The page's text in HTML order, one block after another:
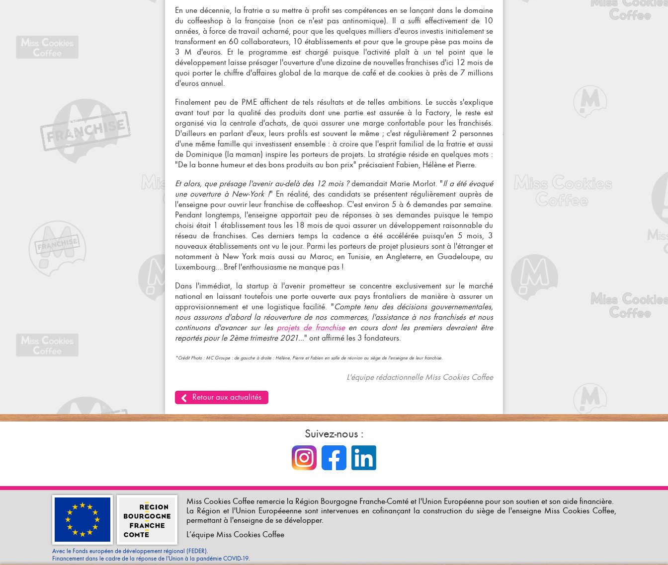
En une décennie, la fratrie a su mettre à profit ses compétences en se lançant dans le domaine
du coffeeshop à la française (non ce n'est pas antinomique). Il a suffi effectivement de 10
années, à force de travail acharné, pour que les quelques milliers d'euros investis initialement se
transforment en 60 collaborateurs, 10 établissements et pour que le groupe pèse pas moins de
3 M d'euros. Et le programme est chargé puisque l'activité plaît à un tel point que le
développement laisse présager l'ouverture d'une dizaine de nouvelles franchises d'ici 12 mois de
quoi porter le chiffre d'affaires global de la marque de café et de cookies à près de 7 millions
d'euros annuel.
Finalement peu de PME affichent de tels résultats et de telles ambitions. Le succès s'explique
avant tout par la qualité des produits dont une partie est assurée à la Factory, le reste est
organisé via la centrale d'achats, de quoi assurer une marge confortable pour les franchisés.
D'ailleurs en parlant d'eux, leurs profils est souvent le même ; c'est régulièrement 2 personnes
d'une même famille qui investissent ensemble : à croire que l'esprit familial de la fratrie et aussi
de Dominique (la maman) inspire les porteurs de projets. La stratégie réside en quelques mots :
"De la bonne humeur et des bons produits au bon prix" précisaient Fabien, Hélène et Pierre.
Et alors, que présage l'avenir au-delà des 12 mois ?demandait Marie Morlot. "Il a été évoqué
une ouverture à New-York !" En réalité, des candidats se présentent régulièrement auprès de
l'enseigne pour ouvrir leur franchise de coffeeshop. C'est environ 5 à 6 demandes par semaine.
Pendant longtemps, l'enseigne apportait peu de réponses à ses demandes puisque le tempo
choisi était 1 établissement tous les 18 mois de quoi assurer un développement raisonnable du
réseau de franchises. Ces derniers temps la cadence a été accélérée puisqu'en 5 mois, 3
nouveaux établissements ont vu le jour. Parmi les porteurs de projet plusieurs sont à l'étranger et
notamment à New York mais aussi au Maroc, en Tunisie, en Angleterre, en Guadeloupe, au
Luxembourg... Bref l'enthousiasme ne manque pas !
Dans l'immédiat, la startup à l'avenir prometteur se concentre exclusivement sur le marché
national en laissant toutefois une porte ouverte aux pays frontaliers de manière à assurer un
approvisionnement et une logistique facilité. "Compte tenu des décisions gouvernementales,
nous assurons d'abord la réouverture de nos commerces, l'assistance à nos franchiséset nous
continuons d'avancer sur les projets de franchiseen cours dont les premiers devraient être
reportés pour le 2ème trimestre 2021..." ont affirmé les 3 fondateurs.
*Crédit Photo : MC Groupe : de gauche à droite : Hélène, Pierre et Fabien en salle de réunion au siège de l'enseigne de leur franchise.
L'équipe rédactionnelle Miss Cookies Coffee
Retour aux actualités
Suivez-nous :
Miss Cookies Coffee remercie la Région Bourgogne Franche-Comté et l'Union Européenne pour son soutien et son aide financière.
La Région et l'Union Européeenne sont intervenues en cofinançant la construction du siège de l'enseigne Miss Cookies Coffee,
permettant à l'enseigne de se développer.
L’équipe Miss Cookies Coffee
Avec le Fonds européen de développement régional (FEDER).
Financement dans le cadre de la réponse de l'Union à la pandémie COVID-19.